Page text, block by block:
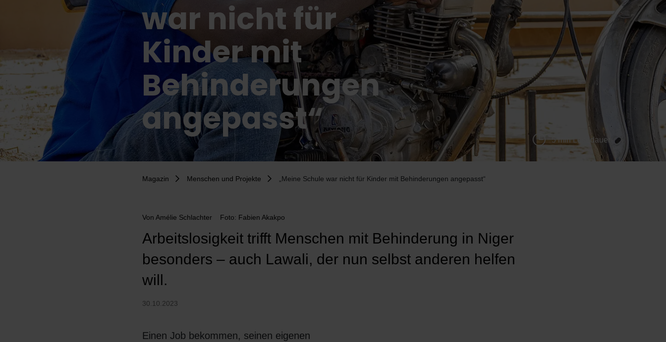
5 min Lesedauer
war nicht für
Kinder mit
Behinderungen
angepasst“
Magazin Menschen und Projekte „Meine Schule war nicht für Kinder mit Behinderungen angepasst“
Von Amélie Schlachter Foto: Fabien Akakpo
Arbeitslosigkeit trifft Menschen mit Behinderung in Niger
besonders – auch Lawali, der nun selbst anderen helfen
will.
30.10.2023
Einen Job bekommen, seinen eigenen